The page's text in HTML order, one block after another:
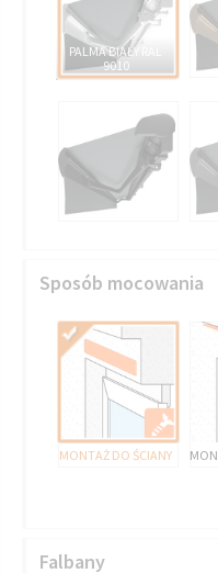
PALMA BIAŁY RAL
9010
Sposób mocowania
MONTAŻ DO ŚCIANY
Falbany